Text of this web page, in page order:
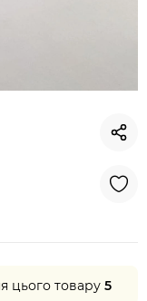
цього товару 5